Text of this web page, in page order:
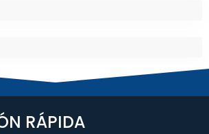
RÁPIDA